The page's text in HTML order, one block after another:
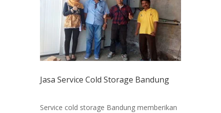
Jasa Service Cold Storage Bandung
Service cold storage Bandung memberikan